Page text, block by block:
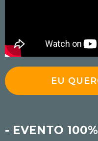
EU
- EVENTO